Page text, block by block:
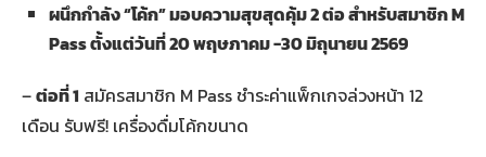
ผนึกกำลัง “โค้ก” มอบความสุขสุดคุ้ม2 ต่อ สำหรับสมาชิก M
Pass ตั้งแต่วันที่ 20 พฤษภาคม -30 มิถุนายน 2569
–ต่อที่ 1 สมัครสมาชิก M Pass ชำระค่าแพ็กเกจล่วงหน้า 12
เดือน รับฟรี! เครื่องดื่มโค้กขนาด